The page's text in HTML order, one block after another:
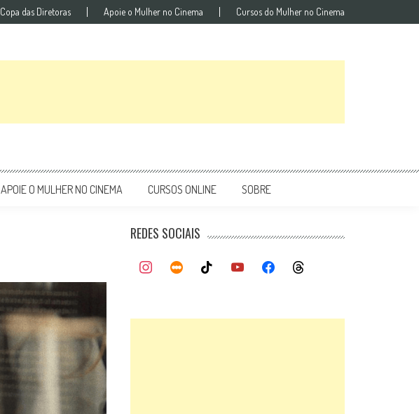
Copa das Diretoras Apoie o Mulher no Cinema Cursos do Mulher no Cinema
APOIE O MULHER NO CINEMA CURSOS ONLINE SOBRE
REDES SOCIAIS